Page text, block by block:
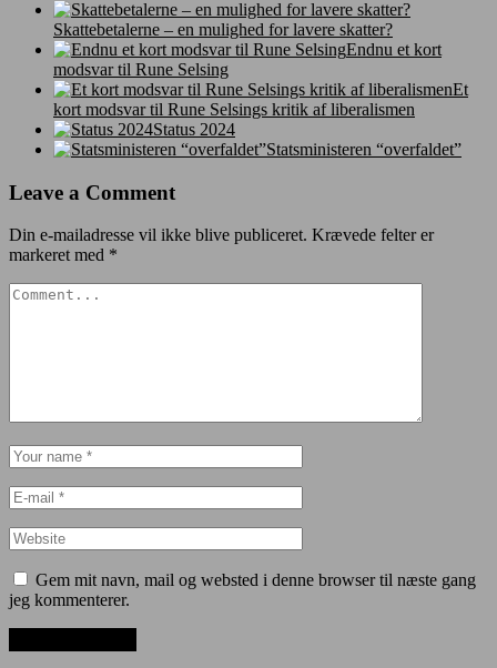
Skattebetalerne – en mulighed for lavere skatter?
Endnu et kort
modsvar til Rune Selsing
Et
kort modsvar til Rune Selsings kritik af liberalismen
Status 2024
Statsministeren “overfaldet”
Leave a Comment
Din e-mailadresse vil ikke blive publiceret. Krævede felter er
markeret med *
Gem mit navn, mail og websted i denne browser til næste gang
jeg kommenterer.